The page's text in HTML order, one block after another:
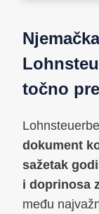
Njemačka
točno
dokument
sažetak
i doprinosa
među